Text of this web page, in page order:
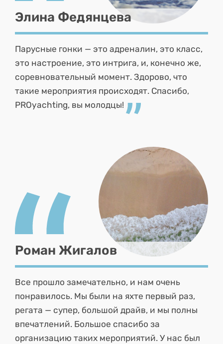
Элина Федянцева
Парусные гонки — это адреналин, это класс,
это настроение, это интрига, и, конечно же,
соревновательный момент. Здорово, что
такие мероприятия происходят. Спасибо,
PROyachting, вы молодцы!
Роман Жигалов
Все прошло замечательно, и нам очень
понравилось. Мы были на яхте первый раз,
регата — супер, большой драйв, и мы полны
впечатлений. Большое спасибо за
организацию таких мероприятий. У нас был